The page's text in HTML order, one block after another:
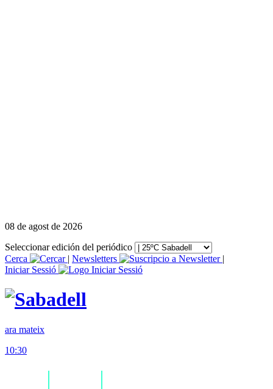
08 de agost de 2026
Seleccionar edición del periódico
Cerca
| Newsletters
|
Iniciar Sessió
ara mateix
10:30